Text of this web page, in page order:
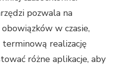
pozwala na
w czasie,
terminową realizację
różne aplikacje, aby